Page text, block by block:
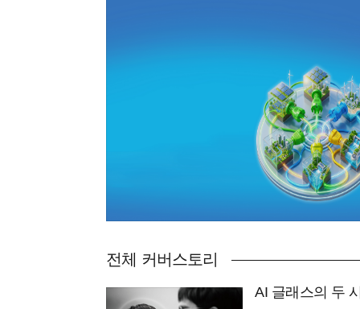
전체 커버스토리
AI 글래스의 두